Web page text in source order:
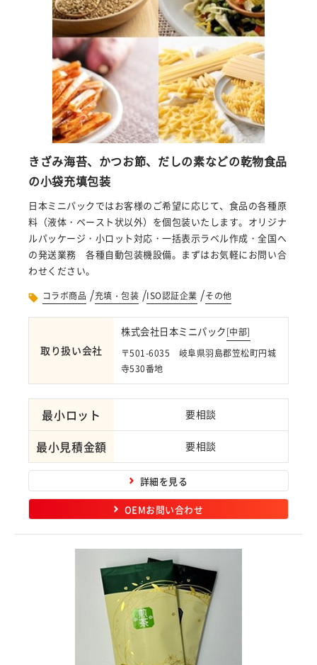
きざみ海苔、かつお節、だしの素などの乾物食品
の小袋充填包装
日本ミニパックではお客様のご希望に応じて、食品の各種原
料（液体・ペースト状以外）を個包装いたします。オリジナ
ルパッケージ・小ロット対応・一括表示ラベル作成・全国へ
の発送業務 各種自動包装機設備。まずはお気軽にお問い合
わせください。
コラボ商品 /充填・包装 /ISO認証企業 /その他
取り扱い会社
株式会社日本ミニパック[中部]
〒501-6035 岐阜県羽島郡笠松町円城
寺530番地
最小ロット 要相談
最小見積金額 要相談
詳細を見る
OEMお問い合わせ